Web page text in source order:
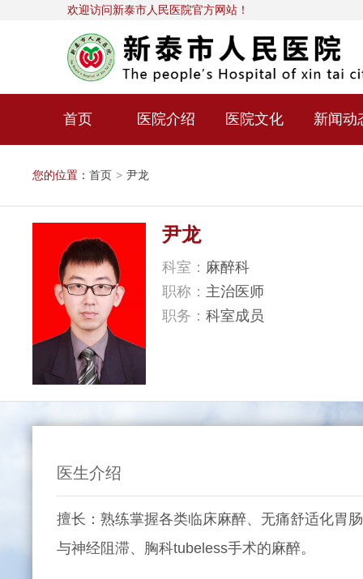
欢迎访问新泰市人民医院官方网站！
首页 医院介绍 医院文化 新闻动
您的位置： 首页 > 尹龙
尹龙
科室： 麻醉科
职称： 主治医师
职务： 科室成员
医生介绍
擅长：熟练掌握各类临床麻醉、无痛舒适化胃
与神经阻滞、胸科tubeless手术的麻醉。